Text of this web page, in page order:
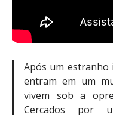
Após um estranho
entram em um
vivem sob a
Cercados por